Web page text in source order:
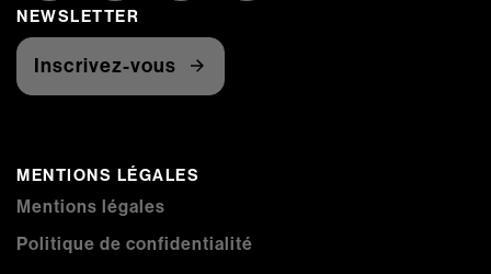
NEWSLETTER
Inscrivez-vous
MENTIONS LÉGALES
Mentions légales
Politique de confidentialité